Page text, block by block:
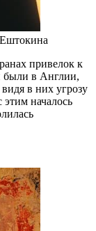
привелок к
были в Англии,
в них угрозу
началось